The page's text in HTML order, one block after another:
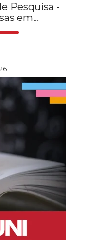
Pesquisa -
em...